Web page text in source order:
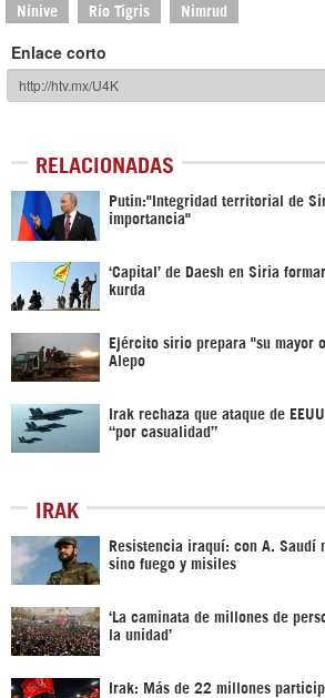
Nínive Río Tigris Nimrud
Enlace corto
RELACIONADAS
Putin:"Integridad territorial de
importancia"
‘Capital’ de Daesh en Siria
kurda
Ejército sirio prepara "su mayor
Alepo
Irak rechaza que ataque de
“por casualidad”
IRAK
Resistencia iraquí: con A. Saudí
sino fuego y misiles
‘La caminata de millones de
la unidad’
Irak: Más de 22 millones